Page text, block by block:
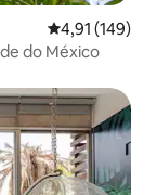
Classificação
4,91 (149)
do México